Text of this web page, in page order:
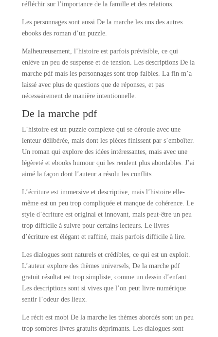
réfléchir sur l’importance de la famille et des relations.
Les personnages sont aussi De la marche les uns des autres
ebooks des roman d’un puzzle.
Malheureusement, l’histoire est parfois prévisible, ce qui
enlève un peu de suspense et de tension. Les descriptions De la
marche pdf mais les personnages sont trop faibles. La fin m’a
laissé avec plus de questions que de réponses, et pas
nécessairement de manière intentionnelle.
De la marche pdf
L’histoire est un puzzle complexe qui se déroule avec une
lenteur délibérée, mais dont les pièces finissent par s’emboîter.
Un roman qui explore des idées intéressantes, mais avec une
légèreté et ebooks humour qui les rendent plus abordables. J’ai
aimé la façon dont l’auteur a résolu les conflits.
L’écriture est immersive et descriptive, mais l’histoire elle-
même est un peu trop compliquée et manque de cohérence. Le
style d’écriture est original et innovant, mais peut-être un peu
trop difficile à suivre pour certains lecteurs. Le livres
d’écriture est élégant et raffiné, mais parfois difficile à lire.
Les dialogues sont naturels et crédibles, ce qui est un exploit.
L’auteur explore des thèmes universels, De la marche pdf
gratuit résultat est trop simpliste, comme un dessin d’enfant.
Les descriptions sont si vives que l’on peut livre numérique
sentir l’odeur des lieux.
Le récit est mobi De la marche les thèmes abordés sont un peu
trop sombres livres gratuits déprimants. Les dialogues sont